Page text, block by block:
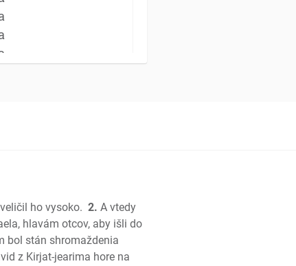
ho vysoko. 2. A vtedy
hlavám otcov, aby išli do
bol stán shromaždenia
z Kirjat-jearima hore na